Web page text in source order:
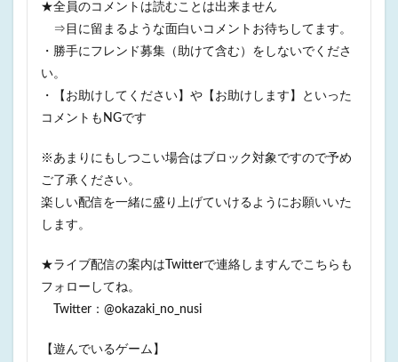
★全員のコメントは読むことは出来ません
⇒目に留まるような面白いコメントお待ちしてます。
・勝手にフレンド募集（助けて含む）をしないでくださ
い。
・【お助けしてください】や【お助けします】といった
コメントもNGです
※あまりにもしつこい場合はブロック対象ですので予め
ご了承ください。
楽しい配信を一緒に盛り上げていけるようにお願いいた
します。
★ライブ配信の案内はTwitterで連絡しますんでこちらも
フォローしてね。
Twitter：@okazaki_no_nusi
【遊んでいるゲーム】